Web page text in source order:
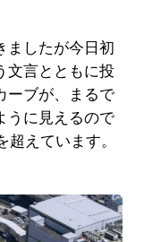
ましたが今日初
文言とともに投
ーブが、まるで
うに見えるので
えています。